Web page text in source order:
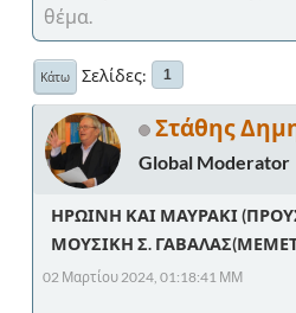
θέμα.
Κάτω Σελίδες 1
Στάθης
Global Moderator
ΗΡΩΙΝΗ ΚΑΙ ΜΑΥΡΑΚΙ
ΜΟΥΣΙΚΗ Σ.
02 Μαρτίου 2024, 01:18:41 ΜΜ